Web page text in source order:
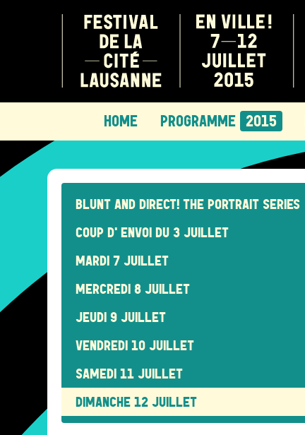
Festival de la cité de
Lausanne - du 7 au 12
juillet 2015 - 44ème
BLUNT AND DIRECT! THE PORTRAIT SERIES
COUP D'ENVOI DU 3 JUILLET
MARDI 7 JUILLET
MERCREDI 8 JUILLET
JEUDI 9 JUILLET
VENDREDI 10 JUILLET
SAMEDI 11 JUILLET
DIMANCHE 12 JUILLET
HOME PROGRAMME 2015